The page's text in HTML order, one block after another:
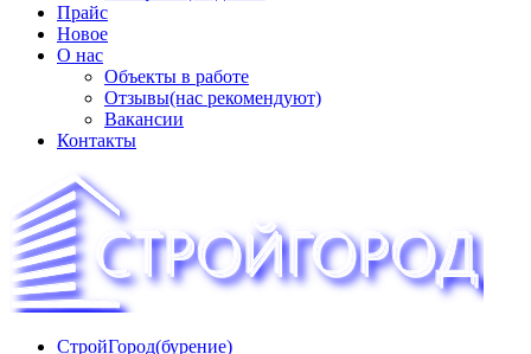
Прайс
Новое
О нас
Объекты в работе
Отзывы(нас рекомендуют)
Вакансии
Контакты
«СТРОЙГОРОД» ∿ Бурение ∿ ГНБ ∿ Прокладка
СтройГород(бурение)